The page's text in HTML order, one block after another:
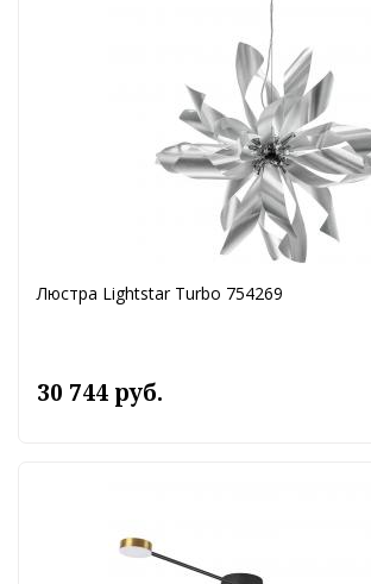
Люстра Lightstar Turbo 754269
30 744 руб.